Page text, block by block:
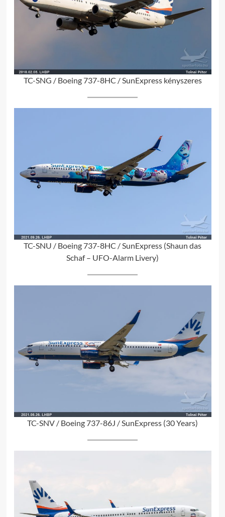
TC-SNG / Boeing 737-8HC / SunExpress kényszeres
TC-SNU / Boeing 737-8HC / SunExpress (Shaun das
Schaf – UFO-Alarm Livery)
TC-SNV / Boeing 737-86J / SunExpress (30 Years)